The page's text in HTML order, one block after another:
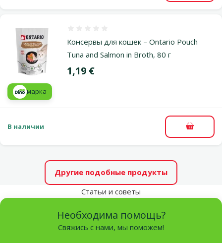
Консервы для кошек – Ontario Pouch
Tuna and Salmon in Broth, 80 г
Цена
1,19 €
марка
В наличии В
Другие подобные продукты
Статьи и советы
Необходима помощь?
Свяжись с нами, мы поможем!